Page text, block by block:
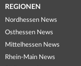
REGIONEN
Nordhessen News
Osthessen News
Mittelhessen News
Rhein-Main News